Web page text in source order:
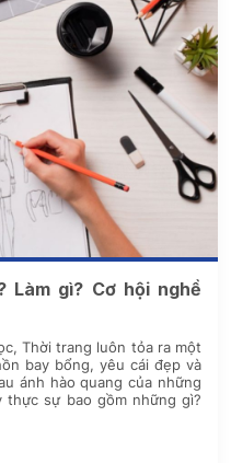
Làm gì? Cơ hội nghề
Thời trang luôn tỏa ra một
bay bổng, yêu cái đẹp và
ánh hào quang của những
thực sự bao gồm những gì?